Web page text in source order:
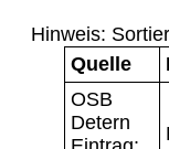
Hinweis:
Quelle
OSB
Detern